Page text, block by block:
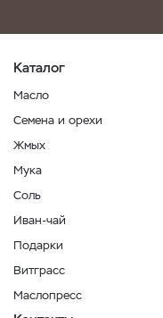
Каталог
Масло
Семена и орехи
Жмых
Мука
Соль
Иван-чай
Подарки
Витграсс
Маслопресс